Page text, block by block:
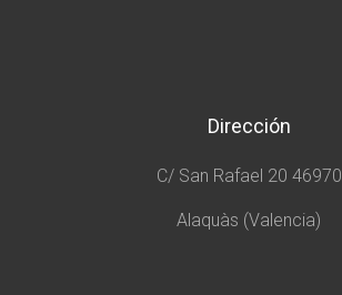
Dirección
C/ San Rafael 20 46970
Alaquàs (Valencia)